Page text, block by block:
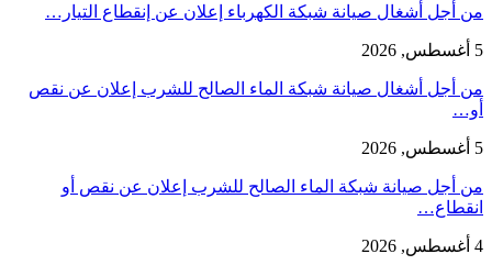
من أجل أشغال صيانة شبكة الكهرباء إعلان عن إنقطاع التيار…
5 أغسطس, 2026
من أجل أشغال صيانة شبكة الماء الصالح للشرب إعلان عن نقص
أو…
5 أغسطس, 2026
من أجل صيانة شبكة الماء الصالح للشرب إعلان عن نقص أو
انقطاع…
4 أغسطس, 2026